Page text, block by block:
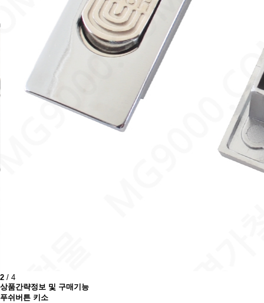
2 / 4
상품간략정보 및 구매기능
푸쉬버튼 키소